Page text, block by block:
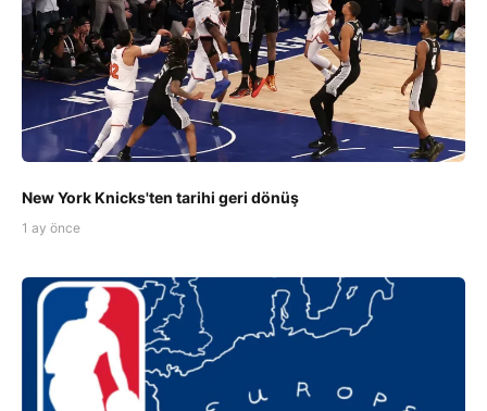
New York Knicks'ten tarihi geri dönüş
1 ay önce